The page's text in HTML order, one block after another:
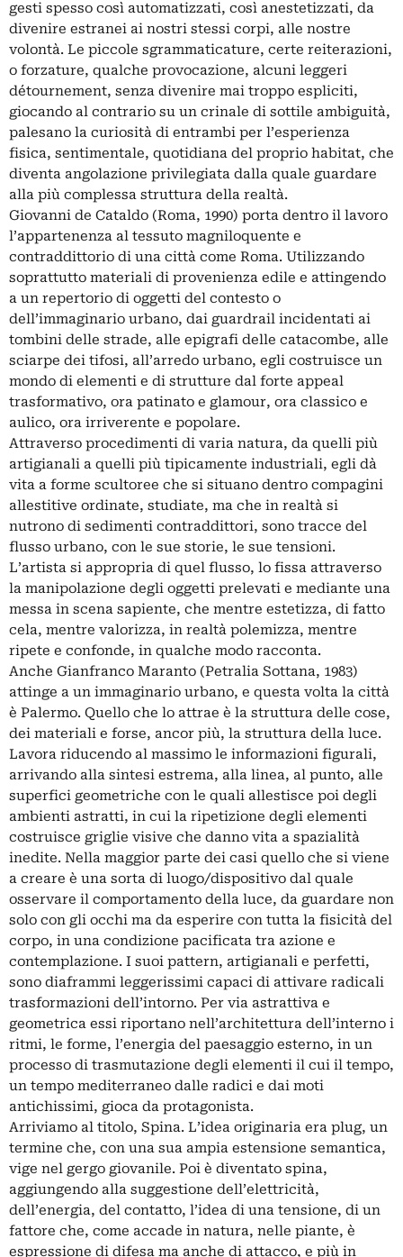
gesti spesso così automatizzati, così anestetizzati, da
divenire estranei ai nostri stessi corpi, alle nostre
volontà. Le piccole sgrammaticature, certe reiterazioni,
o forzature, qualche provocazione, alcuni leggeri
détournement, senza divenire mai troppo espliciti,
giocando al contrario su un crinale di sottile ambiguità,
palesano la curiosità di entrambi per l’esperienza
fisica, sentimentale, quotidiana del proprio habitat, che
diventa angolazione privilegiata dalla quale guardare
alla più complessa struttura della realtà.
Giovanni de Cataldo (Roma, 1990) porta dentro il lavoro
l’appartenenza al tessuto magniloquente e
contraddittorio di una città come Roma. Utilizzando
soprattutto materiali di provenienza edile e attingendo
a un repertorio di oggetti del contesto o
dell’immaginario urbano, dai guardrail incidentati ai
tombini delle strade, alle epigrafi delle catacombe, alle
sciarpe dei tifosi, all’arredo urbano, egli costruisce un
mondo di elementi e di strutture dal forte appeal
trasformativo, ora patinato e glamour, ora classico e
aulico, ora irriverente e popolare.
Attraverso procedimenti di varia natura, da quelli più
artigianali a quelli più tipicamente industriali, egli dà
vita a forme scultoree che si situano dentro compagini
allestitive ordinate, studiate, ma che in realtà si
nutrono di sedimenti contraddittori, sono tracce del
flusso urbano, con le sue storie, le sue tensioni.
L’artista si appropria di quel flusso, lo fissa attraverso
la manipolazione degli oggetti prelevati e mediante una
messa in scena sapiente, che mentre estetizza, di fatto
cela, mentre valorizza, in realtà polemizza, mentre
ripete e confonde, in qualche modo racconta.
Anche Gianfranco Maranto (Petralia Sottana, 1983)
attinge a un immaginario urbano, e questa volta la città
è Palermo. Quello che lo attrae è la struttura delle cose,
dei materiali e forse, ancor più, la struttura della luce.
Lavora riducendo al massimo le informazioni figurali,
arrivando alla sintesi estrema, alla linea, al punto, alle
superfici geometriche con le quali allestisce poi degli
ambienti astratti, in cui la ripetizione degli elementi
costruisce griglie visive che danno vita a spazialità
inedite. Nella maggior parte dei casi quello che si viene
a creare è una sorta di luogo/dispositivo dal quale
osservare il comportamento della luce, da guardare non
solo con gli occhi ma da esperire con tutta la fisicità del
corpo, in una condizione pacificata tra azione e
contemplazione. I suoi pattern, artigianali e perfetti,
sono diaframmi leggerissimi capaci di attivare radicali
trasformazioni dell’intorno. Per via astrattiva e
geometrica essi riportano nell’architettura dell’interno i
ritmi, le forme, l’energia del paesaggio esterno, in un
processo di trasmutazione degli elementi il cui il tempo,
un tempo mediterraneo dalle radici e dai moti
antichissimi, gioca da protagonista.
Arriviamo al titolo, Spina. L’idea originaria era plug, un
termine che, con una sua ampia estensione semantica,
vige nel gergo giovanile. Poi è diventato spina,
aggiungendo alla suggestione dell’elettricità,
dell’energia, del contatto, l’idea di una tensione, di un
fattore che, come accade in natura, nelle piante, è
espressione di difesa ma anche di attacco, e più in